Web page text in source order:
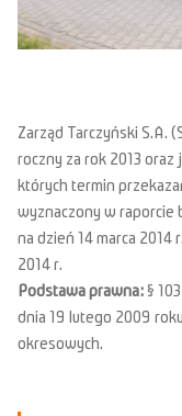
Zarząd Tarczyński S.A.
roczny za rok 2013
których termin
wyznaczony w raporcie
na dzień 14 marca 2014
2014 r.
Podstawa prawna:§
dnia 19 lutego 2009
okresowych.